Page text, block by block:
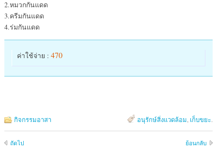
2.หมวกกันแดด
3.ครีมกันแดด
4.ร่มกันแดด
ค่าใช้จ่าย : 470
กิจกรรมอาสา อนุรักษ์สิ่งแวดล้อม, เก็บขยะ.
ถัดไป ย้อนกลับ